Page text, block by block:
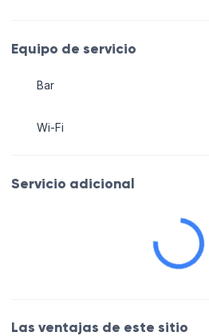
Equipo de servicio
Bar
Wi-Fi
Servicio adicional
Las ventajas de este sitio